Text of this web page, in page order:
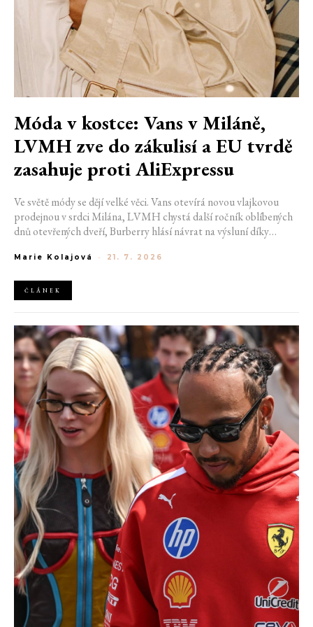
Móda v kostce: Vans v Miláně,
LVMH zve do zákulisí a EU tvrdě
zasahuje proti AliExpressu
Ve světě módy se dějí velké věci. Vans otevírá novou vlajkovou
prodejnou v srdci Milána, LVMH chystá další ročník oblíbených
dnů otevřených dveří, Burberry hlásí návrat na výsluní díky
AliExpress.
Marie Kolajová - 21. 7. 2026
ČLÁNEK